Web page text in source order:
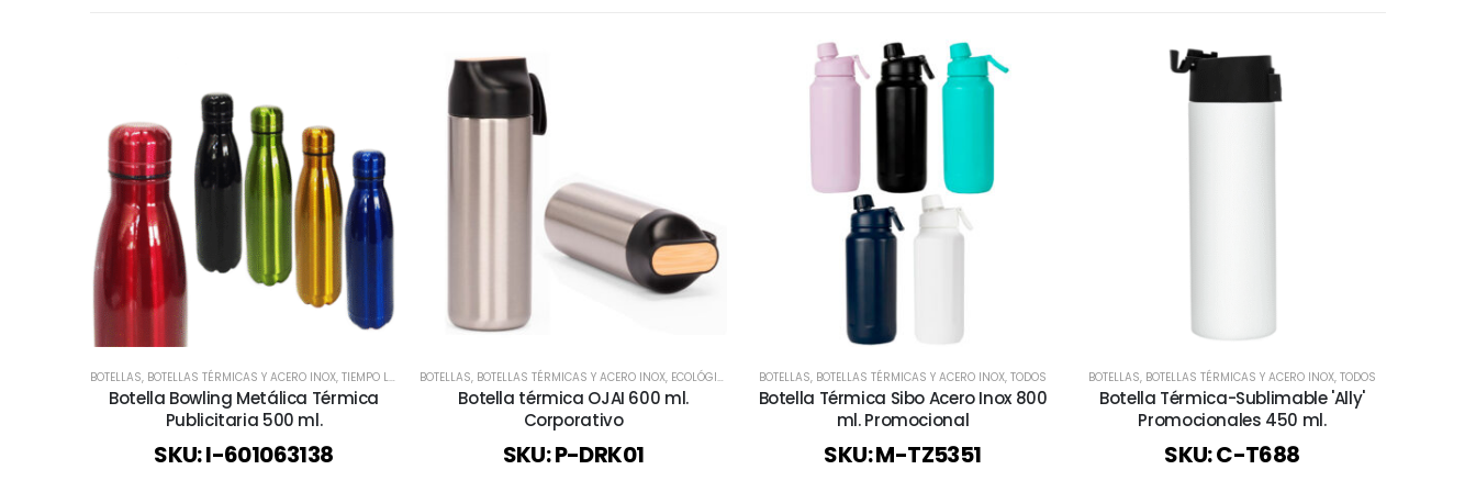
BOTELLAS, BOTELLAS TÉRMICAS Y ACERO INOX, TIEMPO LIBRE / OUTDOOR ,TODOS
Botella Bowling Metálica Térmica
Publicitaria 500 ml.
SKU: I-601063138
BOTELLAS, BOTELLAS TÉRMICAS Y ACERO INOX, ECOLÓGICOS Y SUSTENTABLES ,TODOS
Botella térmica OJAI 600 ml.
Corporativo
SKU: P-DRK01
BOTELLAS, BOTELLAS TÉRMICAS Y ACERO INOX, TODOS
Botella Térmica Sibo Acero Inox 800
ml. Promocional
SKU: M-TZ5351
BOTELLAS, BOTELLAS TÉRMICAS Y ACERO INOX, TODOS
Botella Térmica-Sublimable 'Ally'
Promocionales 450 ml.
SKU: C-T688